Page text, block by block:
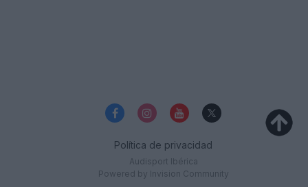
Política de privacidad
Audisport Ibérica
Powered by Invision Community